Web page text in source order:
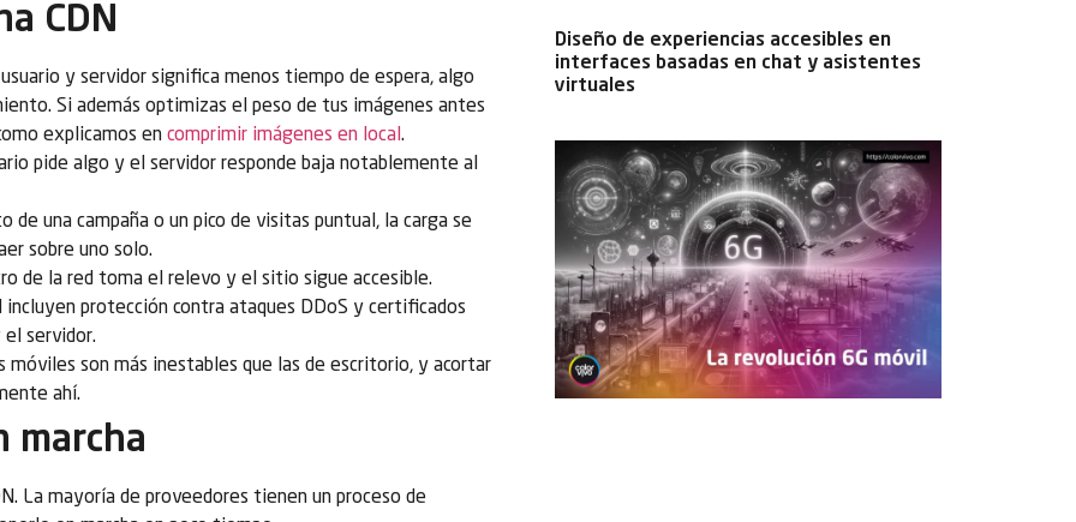
CDN
y servidor significa menos tiempo de espera, algo
Si además optimizas el peso de tus imágenes antes
explicamos en comprimir imágenes en local .
pide algo y el servidor responde baja notablemente al
de una campaña o un pico de visitas puntual, la carga se
sobre uno solo.
de la red toma el relevo y el sitio sigue accesible.
incluyen protección contra ataques DDoS y certificados
servidor.
móviles son más inestables que las de escritorio, y acortar
ahí.
marcha
La mayoría de proveedores tienen un proceso de
Diseño de experiencias accesibles en
interfaces basadas en chat y asistentes
virtuales